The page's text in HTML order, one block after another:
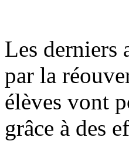
Les derniers
par la
élèves vont
grâce à des